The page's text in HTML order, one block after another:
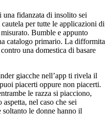
una fidanzata di insolito sei
per tutte le applicazioni di
Bumble e appunto
catalogo primario. La difformita
una domestica di basare
giacche nell’app ti rivela il
piacerti oppure non piacerti.
le razza si piacciono,
nel caso che sei
le donne hanno il